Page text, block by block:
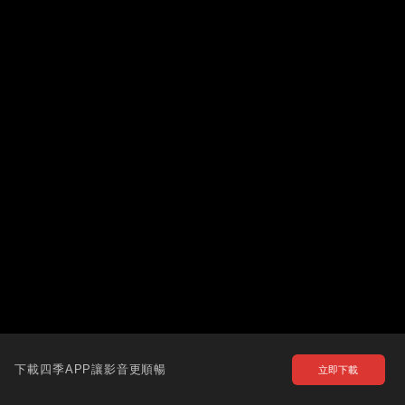
下載四季APP讓影音更順暢 立即下載